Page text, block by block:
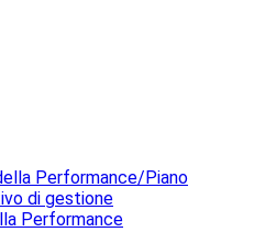
Performance/Piano
di gestione
Performance